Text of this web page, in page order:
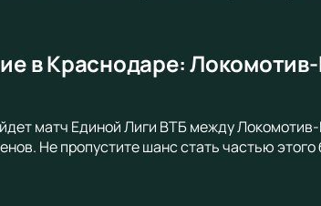
в Краснодаре:
матч Единой Лиги ВТБ между
Не пропустите шанс стать частью этого